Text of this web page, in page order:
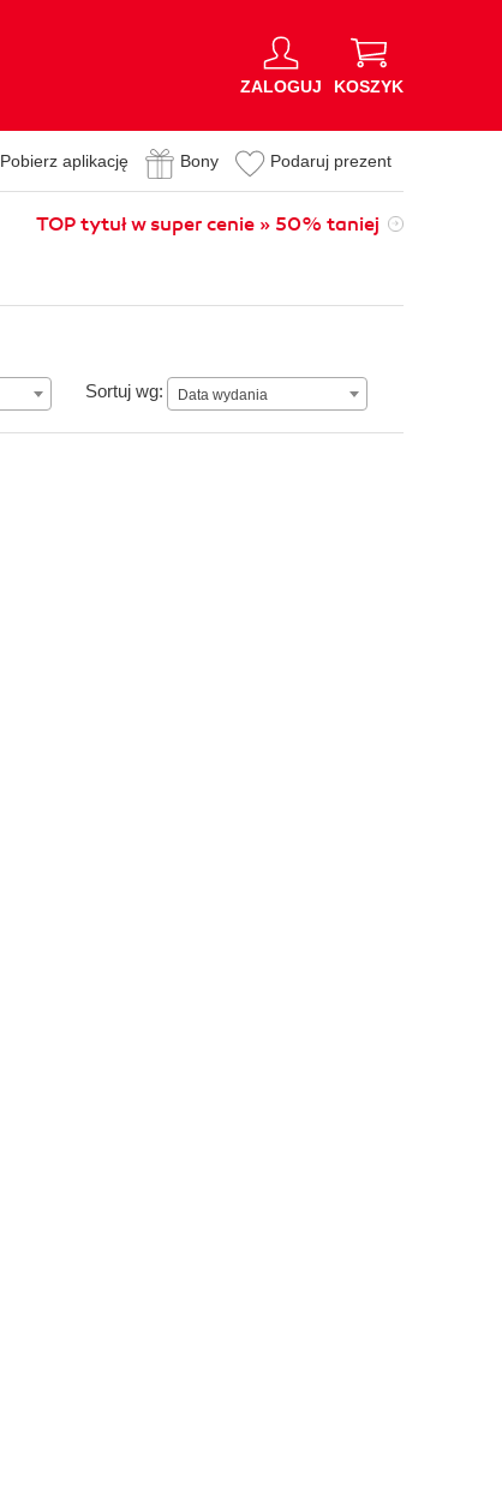
ZALOGUJ KOSZYK
Pobierz aplikację Bony Podaruj prezent
TOP tytuł w super cenie » 50% taniej
Sortuj wg: Data wydania
Data wydania